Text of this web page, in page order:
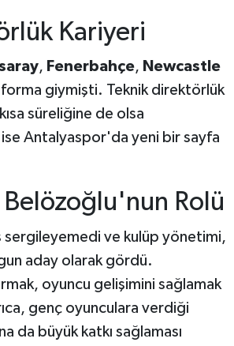
Kariyeri
, Fenerbahçe, Newcastle
giymişti. Teknik direktörlük
süreliğine de olsa
Antalyaspor'da yeni bir sayfa
Rolü
sergileyemedi ve kulüp yönetimi,
aday olarak gördü.
oyuncu gelişimini sağlamak
genç oyunculara verdiği
da büyük katkı sağlaması